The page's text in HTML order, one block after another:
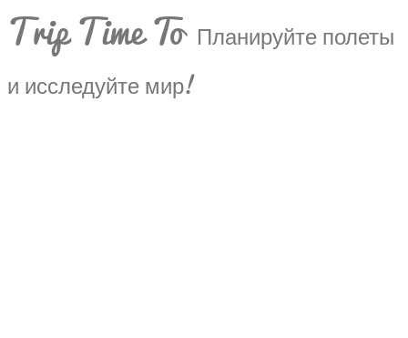
Trip Time To Планируйте полеты
и исследуйте мир!